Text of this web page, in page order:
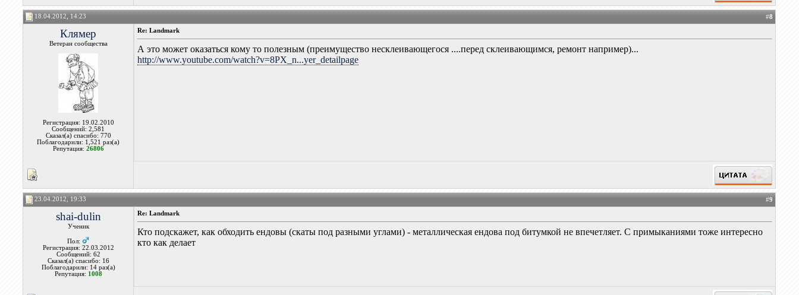
18.04.2012, 14:23 #8
Клямер
Ветеран сообщества
Регистрация: 19.02.2010
Сообщений: 2,581
Сказал(а) спасибо: 770
Поблагодарили: 1,521 раз(а)
Репутация: 26806
Re: Landmark
А это может оказаться кому то полезным (преимущество несклеивающегося ....перед склеивающимся, ремонт например)...
http://www.youtube.com/watch?v=8PX_n...yer_detailpage
23.04.2012, 19:33 #9
shai-dulin
Ученик
Пол:
Регистрация: 22.03.2012
Сообщений: 62
Сказал(а) спасибо: 16
Поблагодарили: 14 раз(а)
Репутация: 1008
Re: Landmark
Кто подскажет, как обходить ендовы (скаты под разными углами) - металлическая ендова под битумкой не впечетляет. С примыканиями тоже интересно
кто как делает